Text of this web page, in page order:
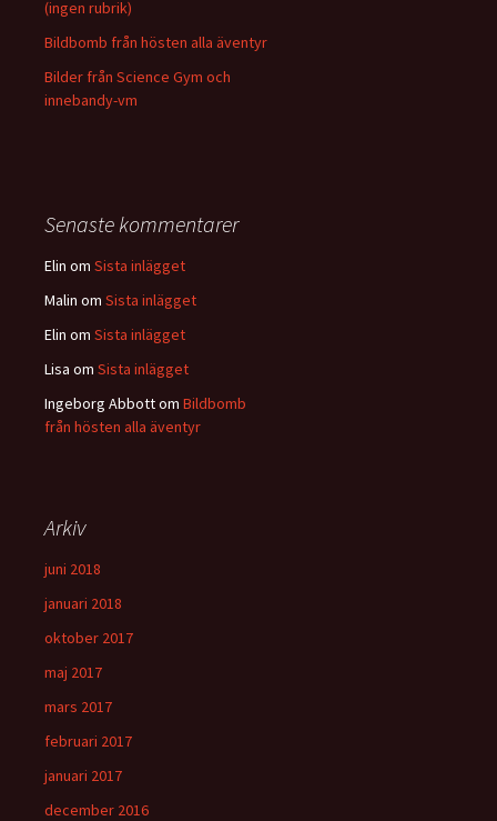
(ingen rubrik)
Bildbomb från hösten alla äventyr
Bilder från Science Gym och
innebandy-vm
Senaste kommentarer
Elin om Sista inlägget
Malin om Sista inlägget
Elin om Sista inlägget
Lisa om Sista inlägget
Ingeborg Abbottom Bildbomb
från hösten alla äventyr
Arkiv
juni 2018
januari 2018
oktober 2017
maj 2017
mars 2017
februari 2017
januari 2017
december 2016